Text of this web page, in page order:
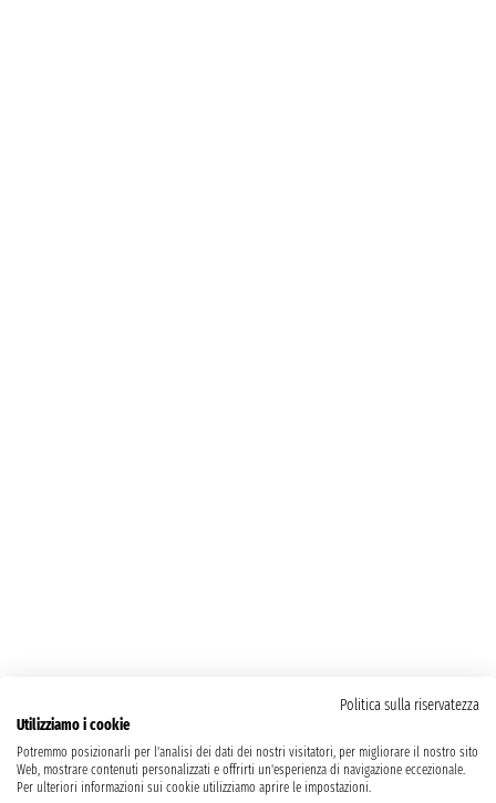
Politica sulla riservatezza
Utilizziamo i cookie
Potremmo posizionarli per l'analisi dei dati dei nostri visitatori, per migliorare il nostro sito
Web, mostrare contenuti personalizzati e offrirti un'esperienza di navigazione eccezionale.
Per ulteriori informazioni sui cookie utilizziamo aprire le impostazioni.